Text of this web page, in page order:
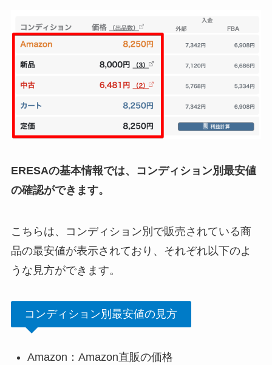
ERESAの基本情報では、コンディション別最安値
の確認ができます。
こちらは、コンディション別で販売されている商
品の最安値が表示されており、それぞれ以下のよ
うな見方ができます。
コンディション別最安値の見方
Amazon：Amazon直販の価格